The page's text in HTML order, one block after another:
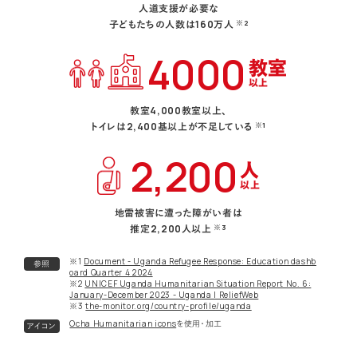
人道支援が必要な
子どもたちの人数は160万人 ※2
4000 教室
以上
教室4,000教室以上、
トイレは2,400基以上が不足している ※1
2,200人
以上
地雷被害に遭った障がい者は
推定2,200人以上 ※3
参照 ※1 Document - Uganda Refugee Response: Education dashb
oard Quarter 4 2024
※2 UNICEF Uganda Humanitarian Situation Report No. 6:
January-December 2023 - Uganda | ReliefWeb
※3the-monitor.org/country-profile/uganda
アイコン
Ocha Humanitarian iconsを使用・加工